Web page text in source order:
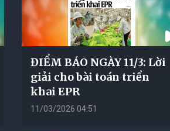
ĐIỂM BÁO NGÀY 11/3: Lời
giải cho bài toán triển
khai EPR
11/03/2026 04:51